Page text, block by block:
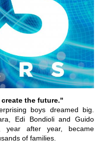
the future."
boys dreamed big.
Edi Bondioli and Guido
year after year, became
of families.
IR A LA SECCIÓN